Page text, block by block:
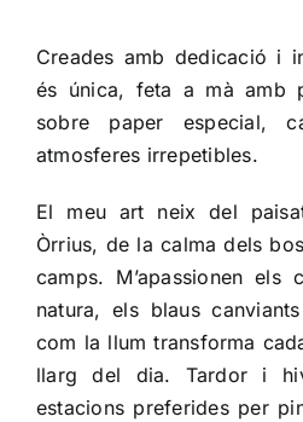
Creades amb dedicació i
és única, feta a mà amb
sobre paper especial,
atmosferes irrepetibles.
El meu art neix del
Òrrius, de la calma dels
camps. M’apassionen
natura, els blaus
com la llum transforma
llarg del dia. Tardor i
estacions preferides per